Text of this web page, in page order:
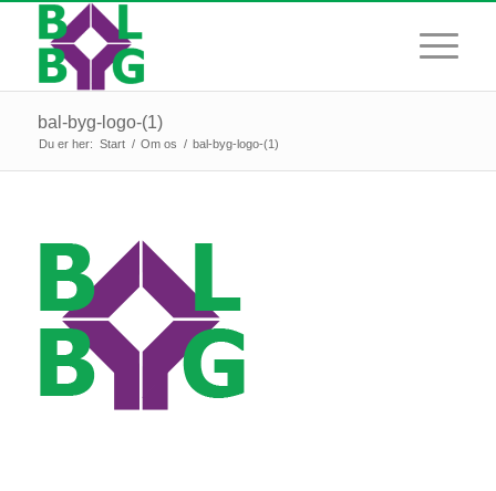
bal-byg-logo-(1)
Du er her: Start / Om os / bal-byg-logo-(1)